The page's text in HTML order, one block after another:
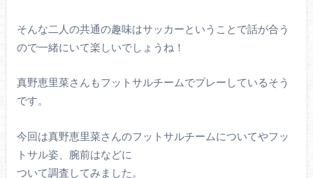
そんな二人の共通の趣味はサッカーということで話が合う
ので一緒にいて楽しいでしょうね！
真野恵里菜さんもフットサルチームでプレーしているそう
です。
今回は真野恵里菜さんのフットサルチームについてやフッ
トサル姿、腕前はなどに
ついて調査してみました。